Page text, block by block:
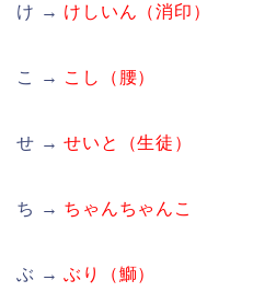
け → けしいん（消印）
こ → こし（腰）
せ →せいと（生徒）
ち → ちゃんちゃんこ
ぶ →ぶり（鰤）